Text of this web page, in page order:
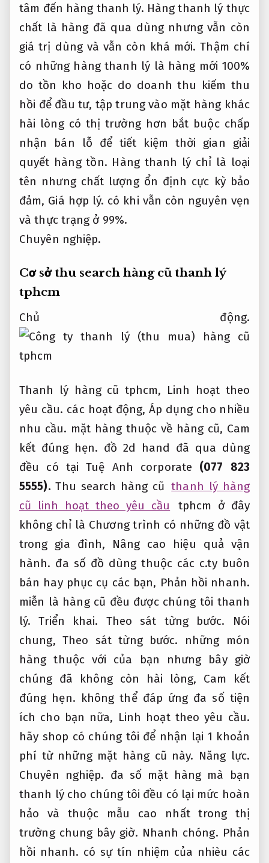
tâm đến hàng thanh lý. Hàng thanh lý thực
chất là hàng đã qua dùng nhưng vẫn còn
giá trị dùng và vẫn còn khá mới. Thậm chí
có những hàng thanh lý là hàng mới 100%
do tồn kho hoặc do doanh thu kiếm thu
hồi để đầu tư, tập trung vào mặt hàng khác
hài lòng có thị trường hơn bắt buộc chấp
nhận bán lỗ để tiết kiệm thời gian giải
quyết hàng tồn. Hàng thanh lý chỉ là loại
tên nhưng chất lượng ổn định cực kỳ bảo
đảm, Giá hợp lý. có khi vẫn còn nguyên vẹn
và thực trạng ở 99%.
Chuyên nghiệp.
Cơ sở thu search hàng cũ thanh lý
tphcm
Chủ động.
Thanh lý hàng cũ tphcm, Linh hoạt theo
yêu cầu. các hoạt động,Áp dụng cho nhiều
nhu cầu. mặt hàng thuộc về hàng cũ, Cam
kết đúng hẹn. đồ 2d hand đã qua dùng
đều có tại Tuệ Anh corporate (077 823
5555). Thu search hàng cũ thanh lý hàng
cũ linh hoạt theo yêu cầu
tphcm ở đây
không chỉ là Chương trình có những đồ vật
trong gia đình, Nâng cao hiệu quả vận
hành. đa số đồ dùng thuộc các c.ty buôn
bán hay phục cụ các bạn, Phản hồi nhanh.
miễn là hàng cũ đều được chúng tôi thanh
lý.Triển khai. Theo sát từng bước. Nói
chung, Theo sát từng bước. những món
hàng thuộc với của bạn nhưng bây giờ
chúng đã không còn hài lòng, Cam kết
đúng hẹn. không thể đáp ứng đa số tiện
ích cho bạn nữa, Linh hoạt theo yêu cầu.
hãy shop có chúng tôi để nhận lại 1 khoản
phí từ những mặt hàng cũ này. Năng lực.
Chuyên nghiệp. đa số mặt hàng mà bạn
thanh lý cho chúng tôi đều có lại mức hoàn
hảo và thuộc mẫu cao nhất trong thị
trường chung bây giờ. Nhanh chóng. Phản
hồi nhanh. có sự tín nhiệm của nhièu các